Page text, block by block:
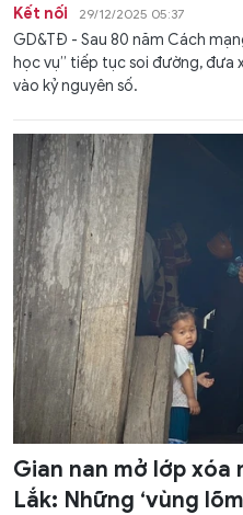
Kết nối 29/12/2025 05:37
GD&TĐ - Sau 80 năm Cách
học vụ” tiếp tục soi đường, đưa
vào kỷ nguyên số.
Gian nan mở lớp xóa
Lắk: Những ‘vùng